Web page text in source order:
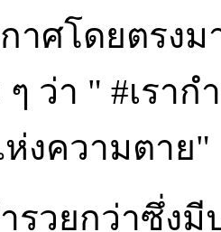
าศโดยตรงม
ๆ ว่า " #เรา
งความตาย"
ำรวยกว่าซึ่ง